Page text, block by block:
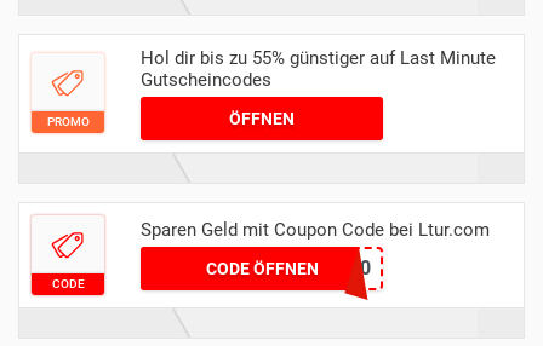
PROMO
Hol dir bis zu 55% günstiger auf Last Minute
Gutscheincodes
ÖFFNEN
CODE
Sparen Geld mit Coupon Code bei Ltur.com
CODE ÖFFNEN
SUNSALE300